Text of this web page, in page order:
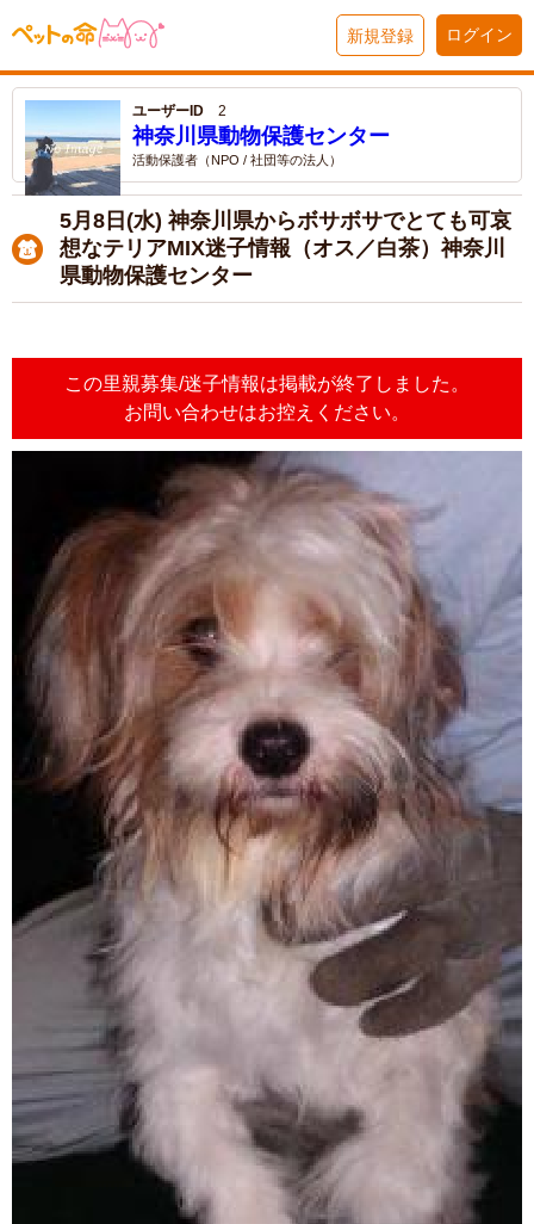
新規登録 ログイン
ユーザーID 2
神奈川県動物保護センター
活動保護者（NPO / 社団等の法人）
5月8日(水) 神奈川県からボサボサでとても可哀
想なテリアMIX迷子情報（オス／白茶）神奈川
県動物保護センター
この里親募集/迷子情報は掲載が終了しました。
お問い合わせはお控えください。